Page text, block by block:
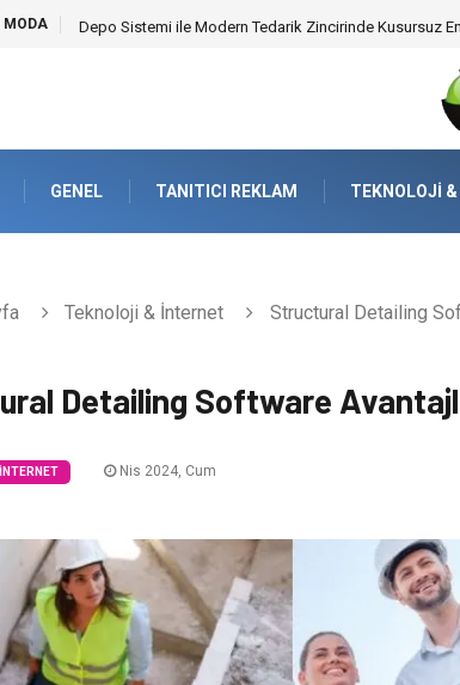
MODA Akrilik Boyama Seti ile Evinizde Dijitalden Uzak Bir Deşarj
GENEL TANITICI REKLAM TEKNOLOJI
Teknoloji & İnternet Structural Detailing
Detailing Software
Nis 2024, Cum